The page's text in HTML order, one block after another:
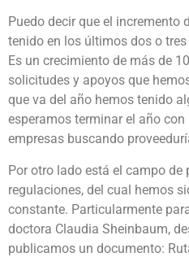
Puedo decir que el incremento
tenido en los últimos dos o
Es un crecimiento de más de
solicitudes y apoyos que
que va del año hemos tenido
esperamos terminar el año
empresas buscando
Por otro lado está el campo
regulaciones, del cual hemos
constante. Particularmente
doctora Claudia Sheinbaum,
publicamos un documento: